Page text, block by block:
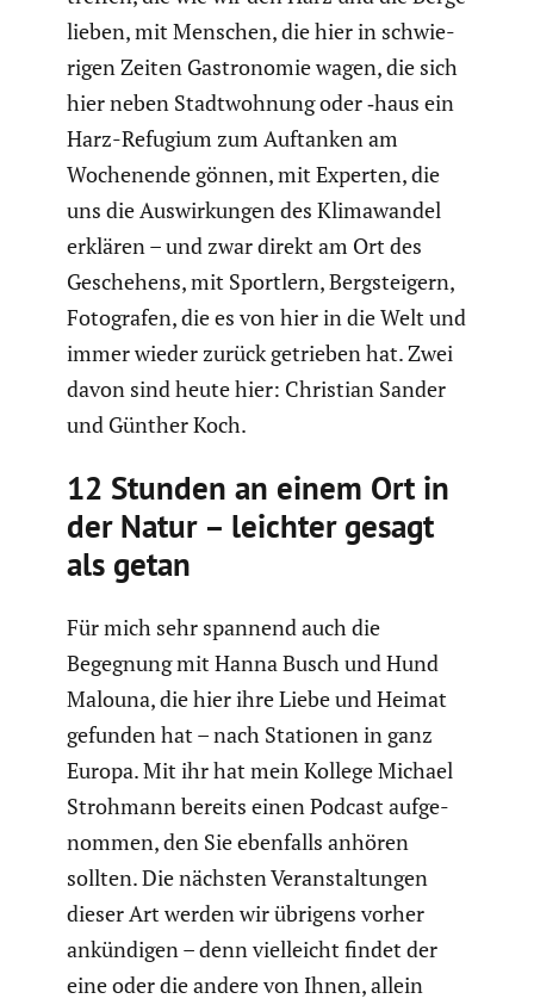
lieben, mit Menschen, die hier in schwie­
rigen Zeiten Gastro­nomie wagen, die sich
hier neben Stadt­woh­nung oder ‑haus ein
Harz-Refugium zum Auftanken am
Wochen­ende gönnen, mit Experten, die
uns die Auswir­kungen des Klima­wandel
erklären – und zwar direkt am Ort des
Gesche­hens, mit Sportlern, Bergstei­gern,
Fotografen, die es von hier in die Welt und
immer wieder zurück getrieben hat. Zwei
davon sind heute hier: Christian Sander
und Günther Koch.
12 Stunden an einem Ort in
der Natur – leichter gesagt
als getan
Für mich sehr spannend auch die
Begegnung mit Hanna Busch und Hund
Malouna, die hier ihre Liebe und Heimat
gefunden hat – nach Stationen in ganz
Europa. Mit ihr hat mein Kollege Michael
Strohmann bereits einen Podcast aufge­
nommen, den Sie ebenfalls anhören
sollten. Die nächsten Veran­stal­tungen
dieser Art werden wir übrigens vorher
ankün­digen – denn vielleicht findet der
eine oder die andere von Ihnen, allein